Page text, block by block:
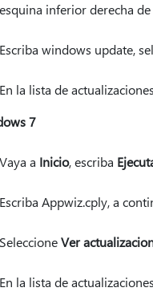
esquina inferior derecha
Escriba windows update,
En la lista de
7
Vaya a Inicio, escriba
Escriba Appwiz.cply, a
SeleccioneVer
En la lista de